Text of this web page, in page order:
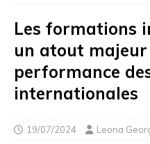
Les formations
un atout
performance
internationales
19/07/2024 Leona